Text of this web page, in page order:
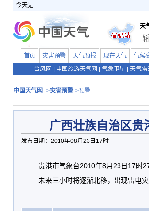
今天是
天
首页 灾害预警 天气预报 现在天气 气候
台风网
中国旅游天气网 气象卫星 天气雷
中国天气网 >灾害预警 >预警
广西壮族自治区贵
发布日期：2010年08月23日17时
贵港市气象台2010年8月23日17时
未来三小时将逐渐北移，出现雷电